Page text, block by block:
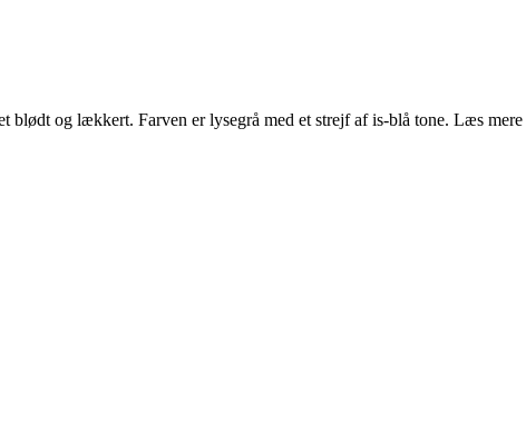
blødt og lækkert. Farven er lysegrå med et strejf af is-blå tone. Læs mere